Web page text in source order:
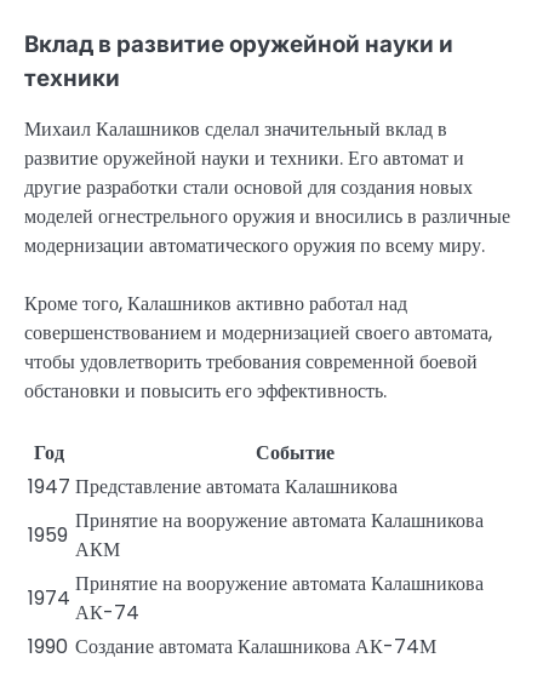
Вклад в развитие оружейной науки и
техники
Михаил Калашников сделал значительный вклад в
развитие оружейной науки и техники. Его автомат и
другие разработки стали основой для создания новых
моделей огнестрельного оружия и вносились в различные
модернизации автоматического оружия по всему миру.
Кроме того, Калашников активно работал над
совершенствованием и модернизацией своего автомата,
чтобы удовлетворить требования современной боевой
обстановки и повысить его эффективность.
Год
Событие
1947 Представление автомата Калашникова
1959
Принятие на вооружение автомата Калашникова
АКМ
1974
Принятие на вооружение автомата Калашникова
АК-74
1990 Создание автомата Калашникова АК-74М